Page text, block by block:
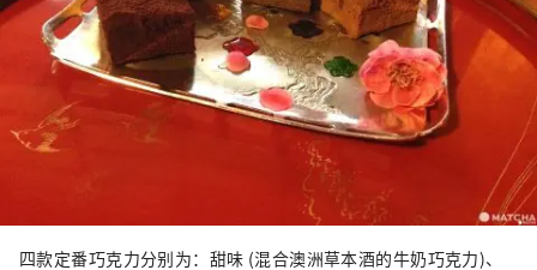
四款定番巧克力分别为：甜味 (混合澳洲草本酒的牛奶巧克力)、